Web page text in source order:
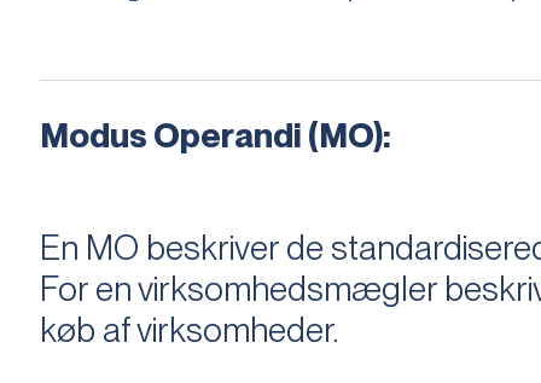
Modus Operandi (MO):
En MO beskriver de
For en virksomhedsmægler
køb af virksomheder.